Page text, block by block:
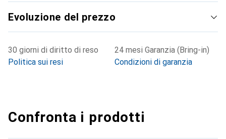
Evoluzione del prezzo
30 giorni di diritto di reso
Politica sui resi
24 mesi Garanzia (Bring-in)
Condizioni di garanzia
Confronta i prodotti